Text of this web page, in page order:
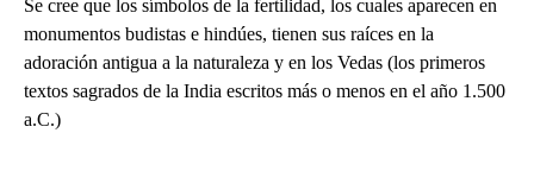
Se cree que los símbolos de la fertilidad, los cuales aparecen en
monumentos budistas e hindúes, tienen sus raíces en la
adoración antigua a la naturaleza y en los Vedas (los primeros
textos sagrados de la India escritos más o menos en el año 1.500
a.C.)